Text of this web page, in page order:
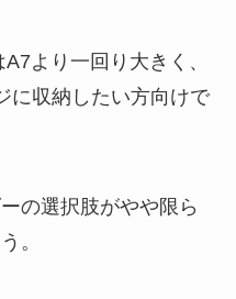
より一回り大きく、
に収納したい方向けで
の選択肢がやや限ら
。